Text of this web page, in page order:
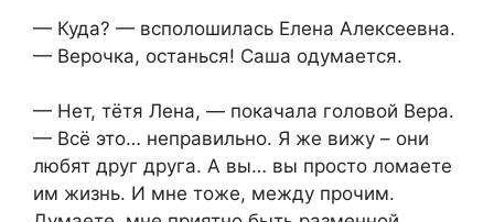
— Куда? — всполошилась Елена Алексеевна.
— Верочка, останься! Саша одумается.
— Нет, тётя Лена, — покачала головой Вера.
— Всё это… неправильно. Я же вижу – они
любят друг друга. А вы… вы просто ломаете
им жизнь. И мне тоже, между прочим.